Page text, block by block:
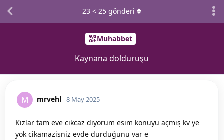
Muhabbet
Kaynana dolduruşu
23 < 25 gönderi
M mrvehl 8 May 2025
Kizlar tam eve cikcaz diyorum esim konuyu açmış kv ye
yok cikamazisniz evde durduğunu var e